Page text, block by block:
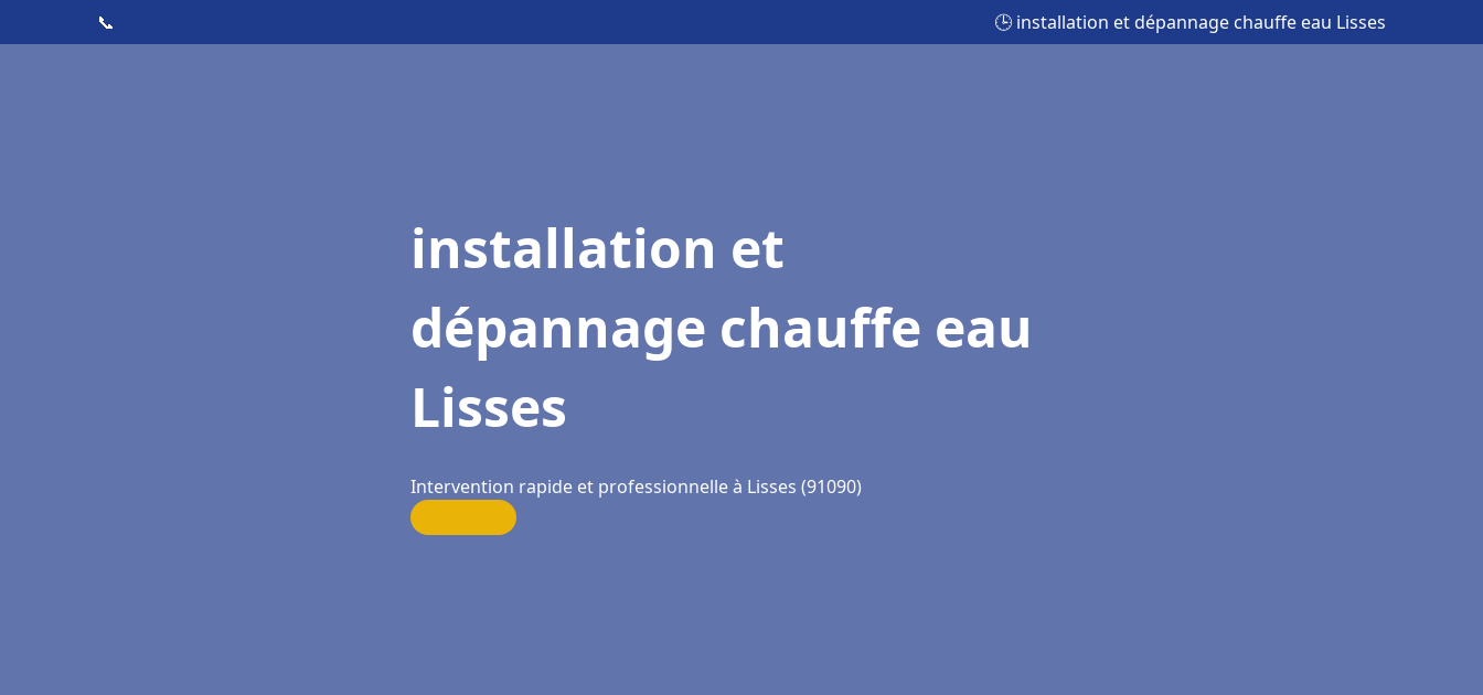
📞 🕒 installation et dépannage chauffe eau Lisses
installation et
dépannage chauffe eau
Lisses
Intervention rapide et professionnelle à Lisses (91090)